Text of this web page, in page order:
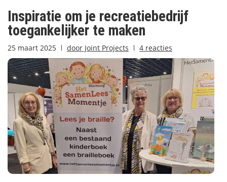
Inspiratie om je recreatiebedrijf
toegankelijker te maken
25 maart 2025 door Joint Projects 4 reacties